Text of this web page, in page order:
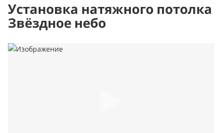
Установка натяжного потолка
Звёздное небо